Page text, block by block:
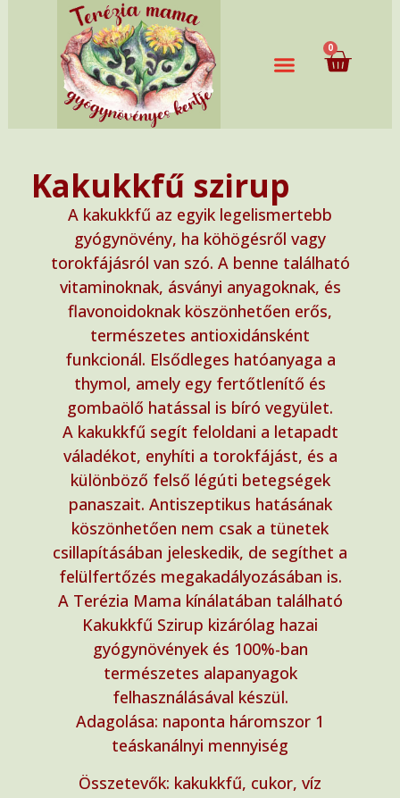
0
Kakukkfű szirup
A kakukkfű az egyik legelismertebb
gyógynövény, ha köhögésről vagy
torokfájásról van szó. A benne található
vitaminoknak, ásványi anyagoknak, és
flavonoidoknak köszönhetően erős,
természetes antioxidánsként
funkcionál. Elsődleges hatóanyaga a
thymol, amely egy fertőtlenítő és
gombaölő hatással is bíró vegyület.
A kakukkfű segít feloldani a letapadt
váladékot, enyhíti a torokfájást, és a
különböző felső légúti betegségek
panaszait. Antiszeptikus hatásának
köszönhetően nem csak a tünetek
csillapításában jeleskedik, de segíthet a
felülfertőzés megakadályozásában is.
A Terézia Mama kínálatában található
Kakukkfű Szirup kizárólag hazai
gyógynövények és 100%-ban
természetes alapanyagok
felhasználásával készül.
Adagolása: naponta háromszor 1
teáskanálnyi mennyiség
Összetevők: kakukkfű, cukor, víz